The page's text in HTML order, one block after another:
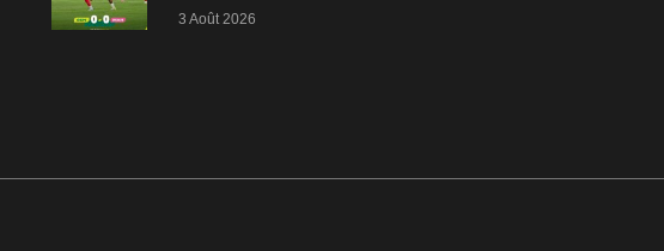
premier tour
3 Août 2026